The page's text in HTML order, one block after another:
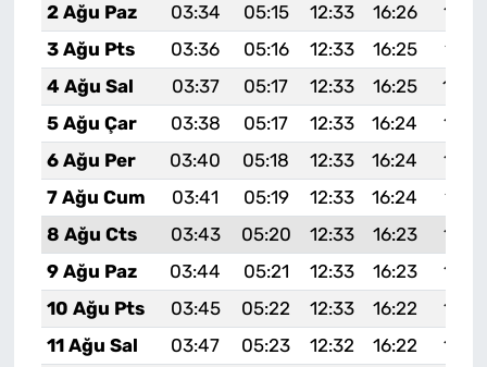
2 Ağu Paz
03:34 05:15 12:33 16:26
3 Ağu Pts
03:36 05:16 12:33 16:25
19:41
4 Ağu Sal
03:37 05:17 12:33 16:25
5 Ağu Çar
03:38 05:17 12:33 16:24
6 Ağu Per
03:40 05:18 12:33 16:24
7 Ağu Cum
03:41 05:19 12:33 16:24
19:37
8 Ağu Cts
03:43 05:20 12:33 16:23
9 Ağu Paz
03:44 05:21 12:33 16:23
10 Ağu Pts
03:45 05:22 12:33 16:22
11 Ağu Sal
03:47 05:23 12:32 16:22